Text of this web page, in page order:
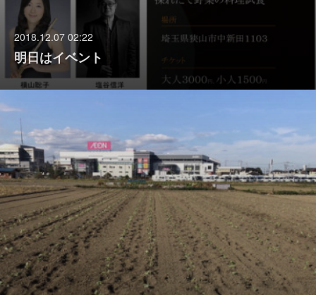
2018.12.07 02:22
明日はイベント